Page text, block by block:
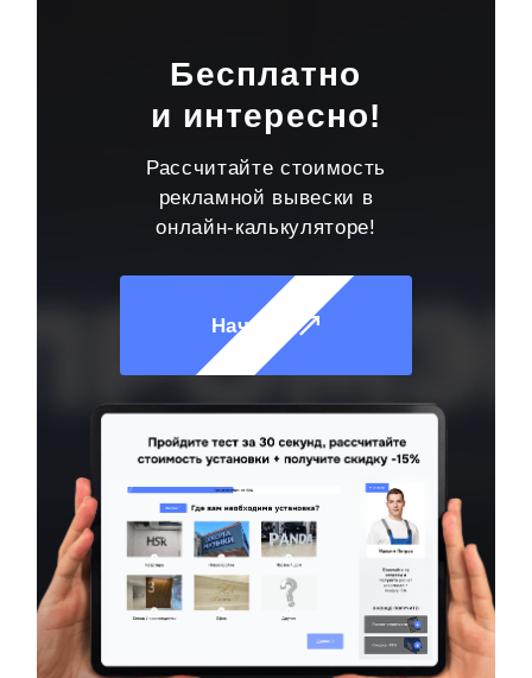
Бесплатно
и интересно!
Рассчитайте стоимость
рекламной вывески в
онлайн-калькуляторе!
Начать